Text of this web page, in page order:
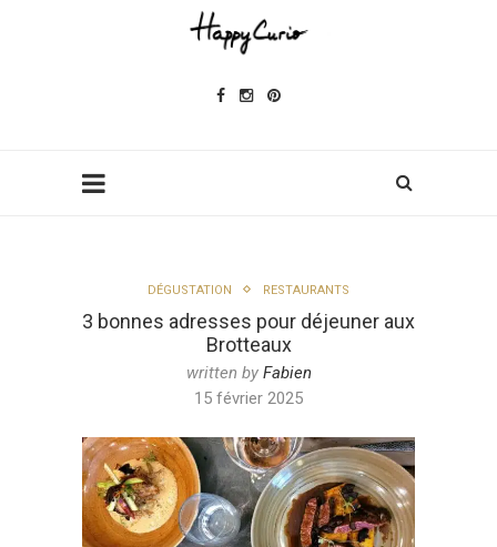
DÉGUSTATION RESTAURANTS
3 bonnes adresses pour déjeuner aux
Brotteaux
written by Fabien
15 février 2025